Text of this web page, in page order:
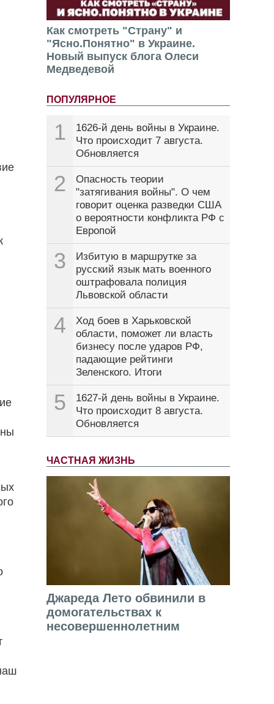
Как смотреть "Страну" и
"Ясно.Понятно" в Украине.
Новый выпуск блога Олеси
Медведевой
ПОПУЛЯРНОЕ
1
1626-й день войны в Украине.
Что происходит 7 августа.
Обновляется
2
Опасность теории
"затягивания войны". О чем
говорит оценка разведки США
о вероятности конфликта РФ с
Европой
3
Избитую в маршрутке за
русский язык мать военного
оштрафовала полиция
Львовской области
4
Ход боев в Харьковской
области, поможет ли власть
бизнесу после ударов РФ,
падающие рейтинги
Зеленского. Итоги
5
1627-й день войны в Украине.
Что происходит 8 августа.
Обновляется
ЧАСТНАЯ ЖИЗНЬ
Джареда Лето обвинили в
домогательствах к
несовершеннолетним